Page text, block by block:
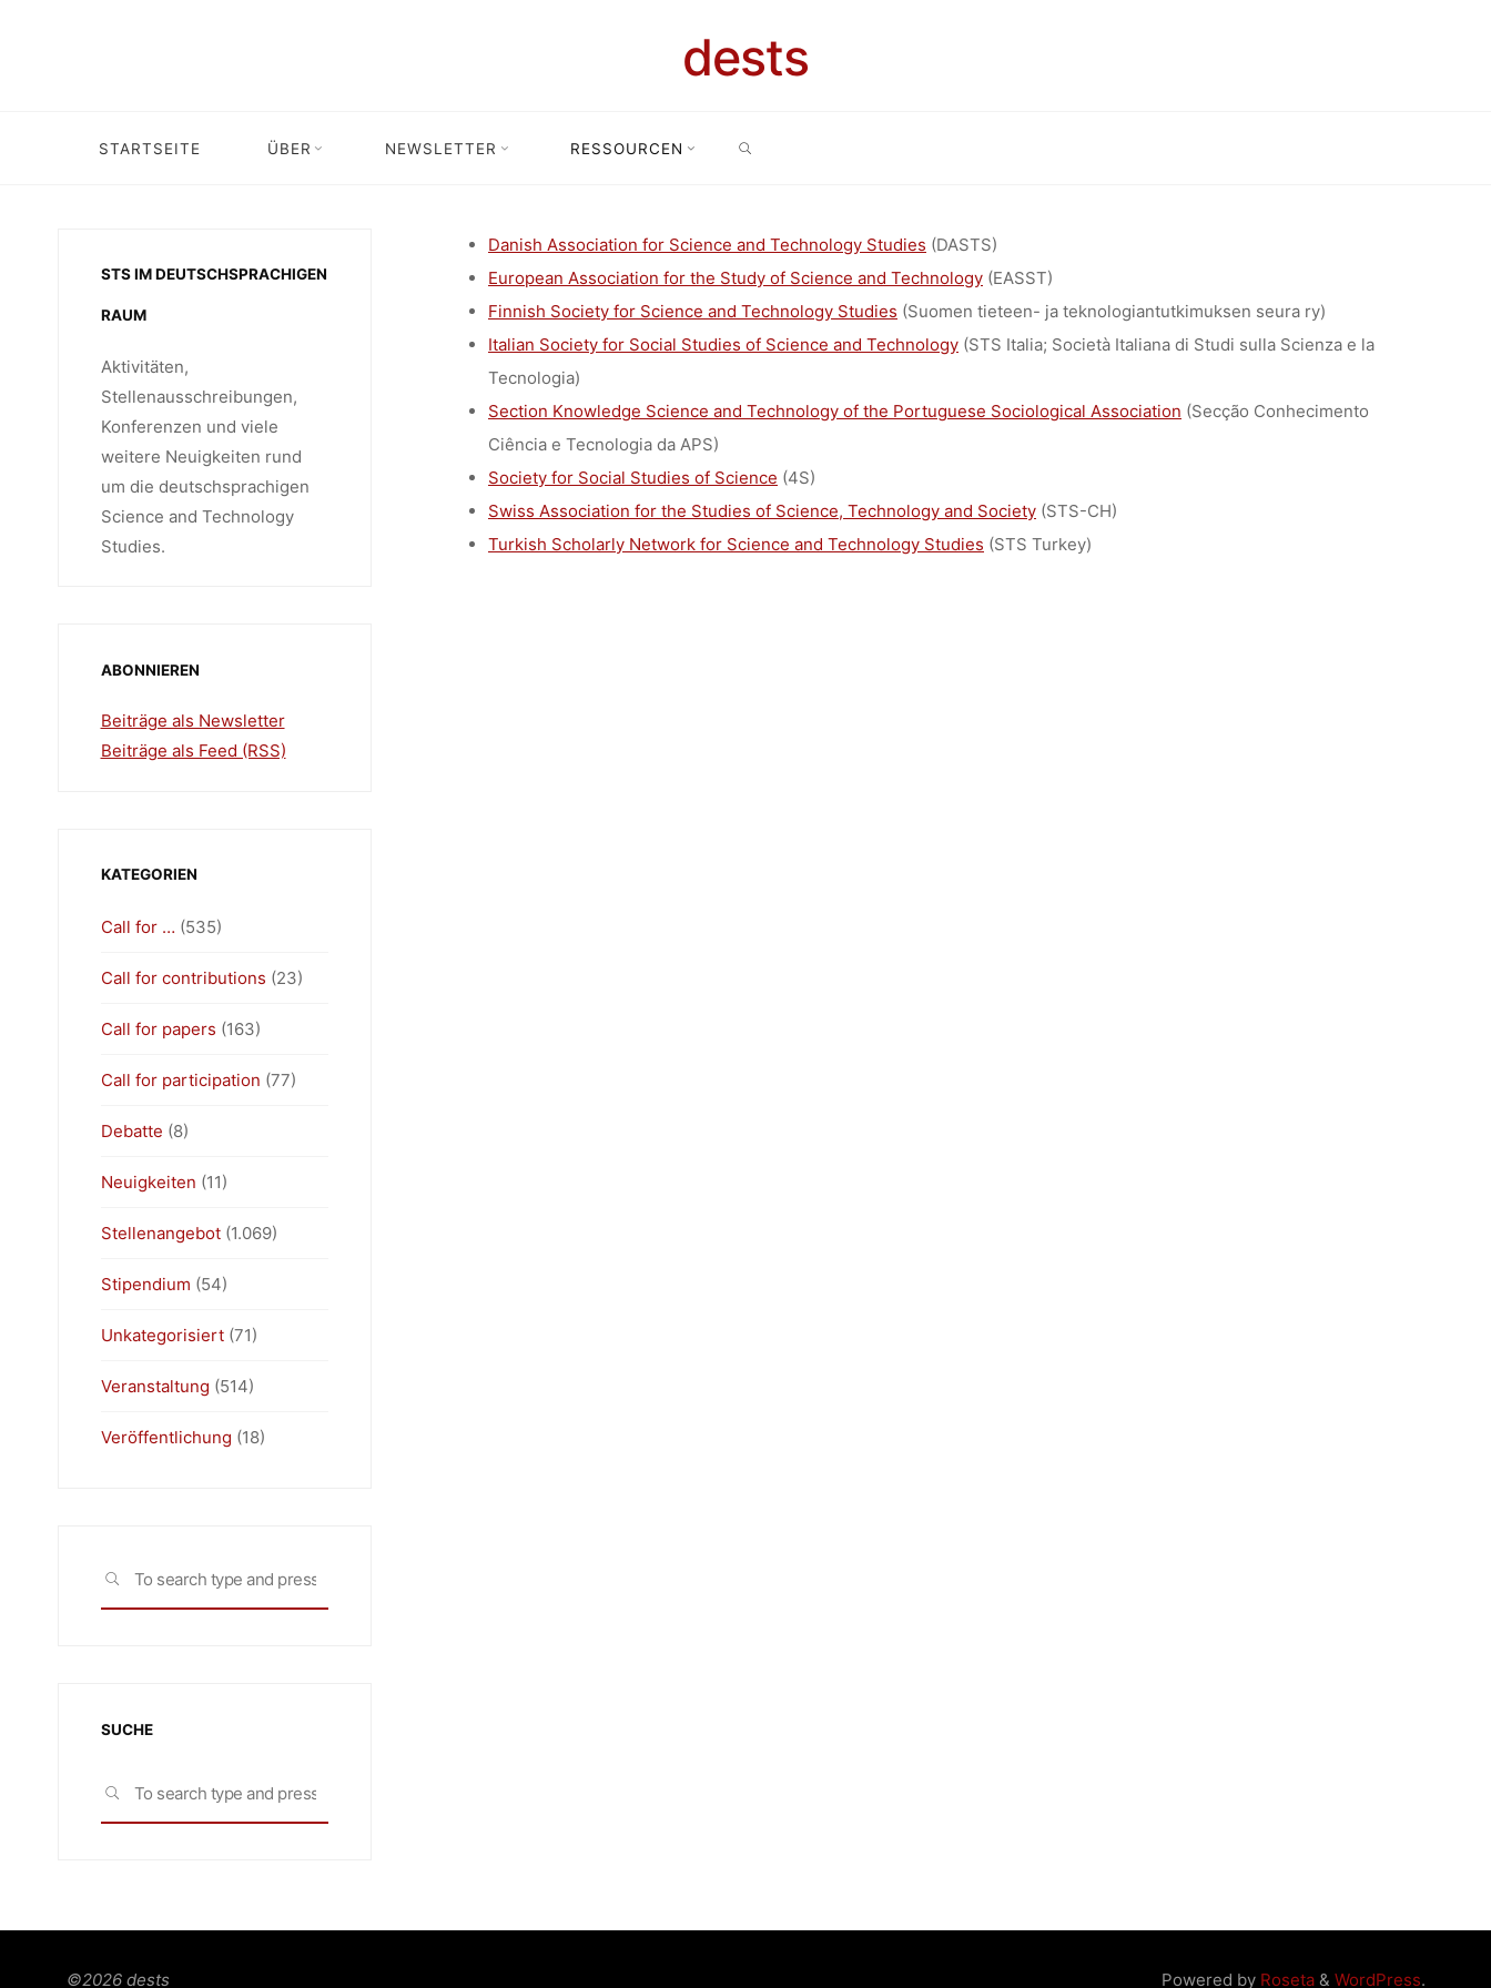
dests
STARTSEITE ÜBER NEWSLETTER RESSOURCEN
STS IN ANDEREN LÄNDERN
HomeRessourcen sts in anderen ländern
Danish Association for Science and Technology Studies (DASTS)
European Association for the Study of Science and Technology(EASST)
Finnish Society for Science and Technology Studies (Suomen tieteen- ja teknologiantutkimuksen seura ry)
Italian Society for Social Studies of Science and Technology(STS Italia; Società Italiana di Studi sulla Scienza e la
Tecnologia)
Section Knowledge Science and Technology of the Portuguese Sociological Association (Secção Conhecimento
Ciência e Tecnologia da APS)
Society for Social Studies of Science (4S)
Swiss Association for the Studies of Science, Technology and Society(STS-CH)
Turkish Scholarly Network for Science and Technology Studies (STS Turkey)
STS IM DEUTSCHSPRACHIGEN
RAUM
Aktivitäten,
Stellenausschreibungen,
Konferenzen und viele
weitere Neuigkeiten rund
um die deutschsprachigen
Science and Technology
Studies.
ABONNIEREN
Beiträge als Newsletter
Beiträge als Feed (RSS)
KATEGORIEN
Call for … (535)
Call for contributions (23)
Call for papers (163)
Call for participation (77)
Debatte (8)
Neuigkeiten (11)
Stellenangebot(1.069)
Stipendium (54)
Unkategorisiert(71)
Veranstaltung (514)
Veröffentlichung (18)
SEARCH
SUCHE
SEARCH
Powered byRoseta& WordPress.
©2026 dests